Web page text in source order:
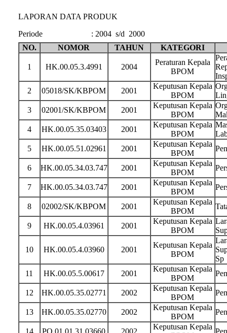
LAPORAN DATA PRODUK
Periode
: 2004 s/d 2000
NO.
NOMOR TAHUN KATEGORI
1 HK.00.05.3.4991 2004
Peraturan Kepala
BPOM
2
05018/SK/KBPOM 2001
Keputusan Kepala
BPOM
3
02001/SK/KBPOM 2001
Keputusan Kepala
BPOM
4
HK.00.05.35.03403 2001
Keputusan Kepala
BPOM
5
HK.00.05.51.02961 2001
Keputusan Kepala
BPOM
6 HK.00.05.34.03.747 2001
Keputusan Kepala
BPOM
7 HK.00.05.34.03.747 2001
Keputusan Kepala
BPOM
8 02002/SK/KBPOM 2001
Keputusan Kepala
BPOM
9 HK.00.05.4.03961 2001
Keputusan Kepala
BPOM
10 HK.00.05.4.03960 2001
Keputusan Kepala
BPOM
Sp
11
HK.00.05.5.00617 2001
Keputusan Kepala
BPOM
12 HK.00.05.35.02771 2002
Keputusan Kepala
BPOM
13 HK.00.05.35.02770 2002
Keputusan Kepala
BPOM
14 PO.01.01.31.03660 2002
Keputusan Kepala